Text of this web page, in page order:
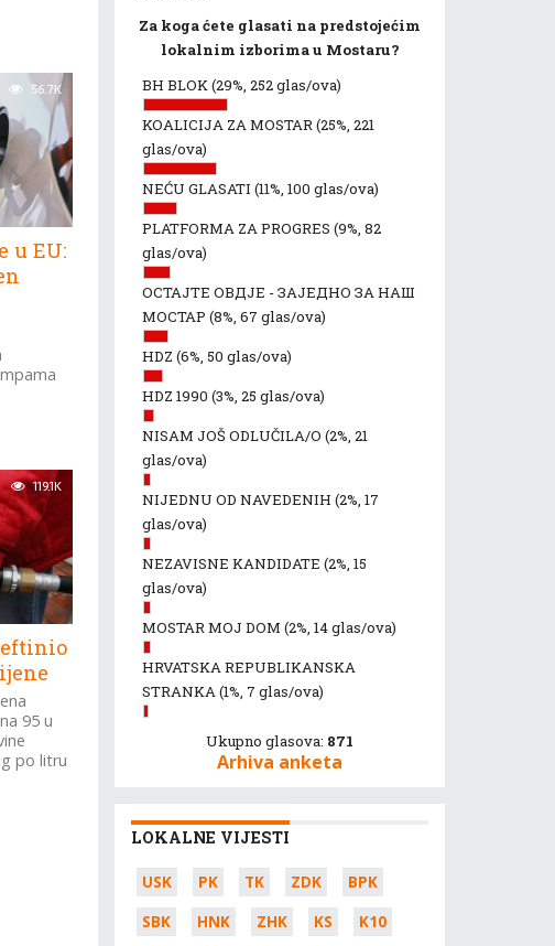
56.7K
u EU:
119.1K
95 u
po litru
Za koga ćete glasati na predstojećim
lokalnim izborima u Mostaru?
BH BLOK(29%, 252 glas/ova)
KOALICIJA ZA MOSTAR(25%, 221
glas/ova)
NEĆU GLASATI (11%, 100 glas/ova)
PLATFORMA ZA PROGRES (9%, 82
glas/ova)
ОСТАЈТЕ ОВДЈЕ - ЗАЈЕДНО ЗА НАШ
МОСТАР (8%, 67 glas/ova)
HDZ (6%, 50 glas/ova)
HDZ 1990 (3%, 25 glas/ova)
NISAM JOŠ ODLUČILA/O (2%, 21
glas/ova)
NIJEDNU OD NAVEDENIH (2%, 17
glas/ova)
NEZAVISNE KANDIDATE (2%, 15
glas/ova)
MOSTAR MOJ DOM (2%, 14 glas/ova)
HRVATSKA REPUBLIKANSKA
STRANKA(1%, 7 glas/ova)
Ukupno glasova: 871
Arhiva anketa
LOKALNE VIJESTI
USK PK TK ZDK
BPK
SBK
HNK ZHK KS
K10